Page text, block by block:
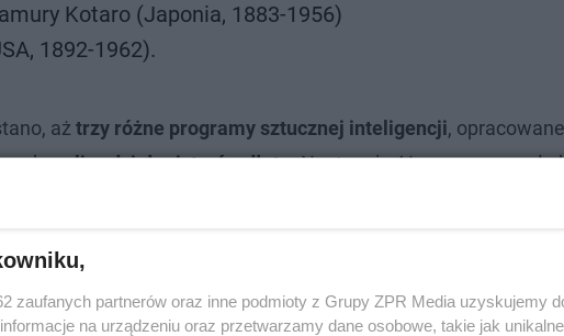
Kotaro (Japonia, 1883-1956)
1892-1962).
aż trzy różne programy sztucznej inteligencji,
odanalizy dzieł mistrzów dłuta. Następnie AI zaproponowało
stylów pięciu mistrzów
zaufanych partnerów oraz inne podmioty z Grupy ZPR Media uzyskujemy
na urządzeniu oraz przetwarzamy dane osobowe, takie jak